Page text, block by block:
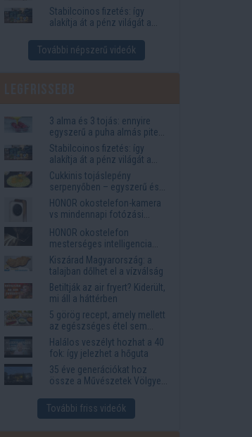
igények
Stabilcoinos fizetés: így
alakítja át a pénz világát a
Western Union
További népszerű videók
3 alma és 3 tojás: ennyire
egyszerű a puha almás pite
titka
Stabilcoinos fizetés: így
alakítja át a pénz világát a
Visa, a Mastercard és a
Western Union
Cukkinis tojáslepény
serpenyőben – egyszerű és
laktató vacsora
HONOR okostelefon-kamera
vs mindennapi fotózási
igények
HONOR okostelefon
mesterséges intelligencia
funkciók, amelyek
megkönnyítik az életet
Kiszárad Magyarország: a
talajban dőlhet el a vízválság
Betiltják az air fryert? Kiderült,
mi áll a háttérben
5 görög recept, amely mellett
az egészséges étel sem
tűnik lemondásnak
Halálos veszélyt hozhat a 40
fok: így jelezhet a hőguta
35 éve generációkat hoz
össze a Művészetek Völgye
és a bérletár
További friss videók